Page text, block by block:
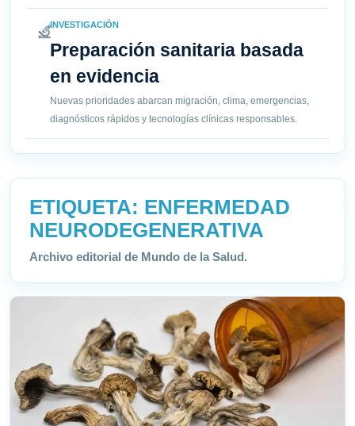
INVESTIGACIÓN
Preparación sanitaria basada
en evidencia
Nuevas prioridades abarcan migración, clima, emergencias,
diagnósticos rápidos y tecnologías clínicas responsables.
ETIQUETA: ENFERMEDAD
NEURODEGENERATIVA
Archivo editorial de Mundo de la Salud.